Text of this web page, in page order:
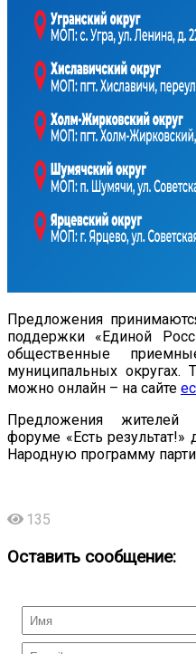
Предложения
поддержки «Единой
общественные
муниципальных округах.
можно онлайн – на сайте
Предложения жителей
форуме «Есть
Народную программу
135
Оставить сообщение: